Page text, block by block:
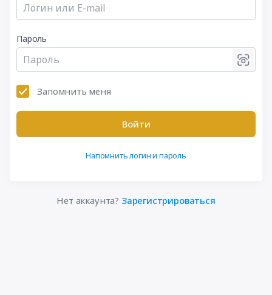
Пароль
Запомнить меня
Войти
Напомнить логин и пароль
Нет аккаунта? Зарегистрироваться